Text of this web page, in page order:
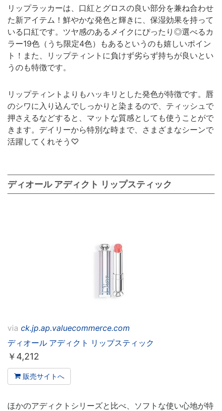
リップラッカーは、口紅とグロスの良い部分を兼ね合わせ
た新アイテム！鮮やかな発色と輝きに、保湿効果を持って
いる口紅です。ツヤ感のあるメイクにぴったり◎選べるカ
ラー19色（うち限定4色）もあるというのも嬉しいポイン
ト！また、リップティントに負けず劣らず持ちが良いとい
うのも特徴です。
リップティントよりもハッキリとした発色が特徴です。唇
のシワに入り込んでしっかりと染まるので、ティッシュで
押さえるなどすると、マットな質感としても使うことがで
きます。デイリーから特別な時まで、さまざまなシーンで
活躍してくれそう♡
ディオール アディクト リップスティック
via ck.jp.ap.valuecommerce.com
ディオール アディクト リップスティック
￥ 4,212
販売サイトへ
ほかのアディクトシリーズと比べ、ソフトな使い心地が特